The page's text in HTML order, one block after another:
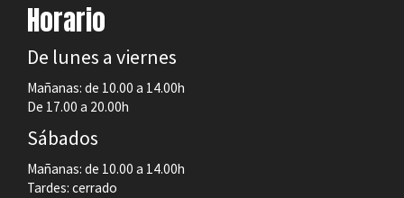
Horario
De lunes a viernes
Mañanas: de 10.00 a 14.00h
De 17.00 a 20.00h
Sábados
Mañanas: de 10.00 a 14.00h
Tardes: cerrado